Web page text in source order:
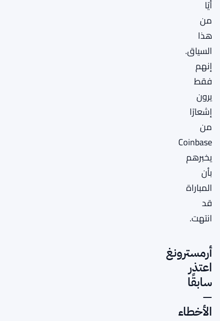
أيًا
من
هذا
السياق.
إنهم
فقط
يرون
إشعارًا
من
Coinbase
يخبرهم
بأن
المباراة
قد
انتهت.
أرمسترونغ
اعتذر
سابقًا
—
الأخطاء